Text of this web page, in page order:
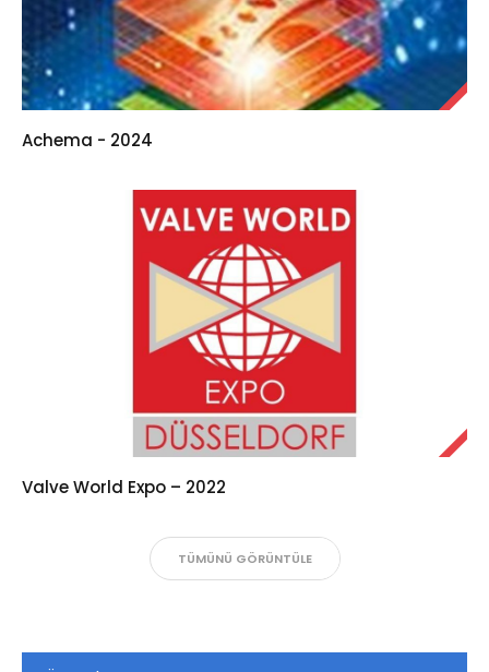
Achema - 2024
Valve World Expo – 2022
TÜMÜNÜ GÖRÜNTÜLE